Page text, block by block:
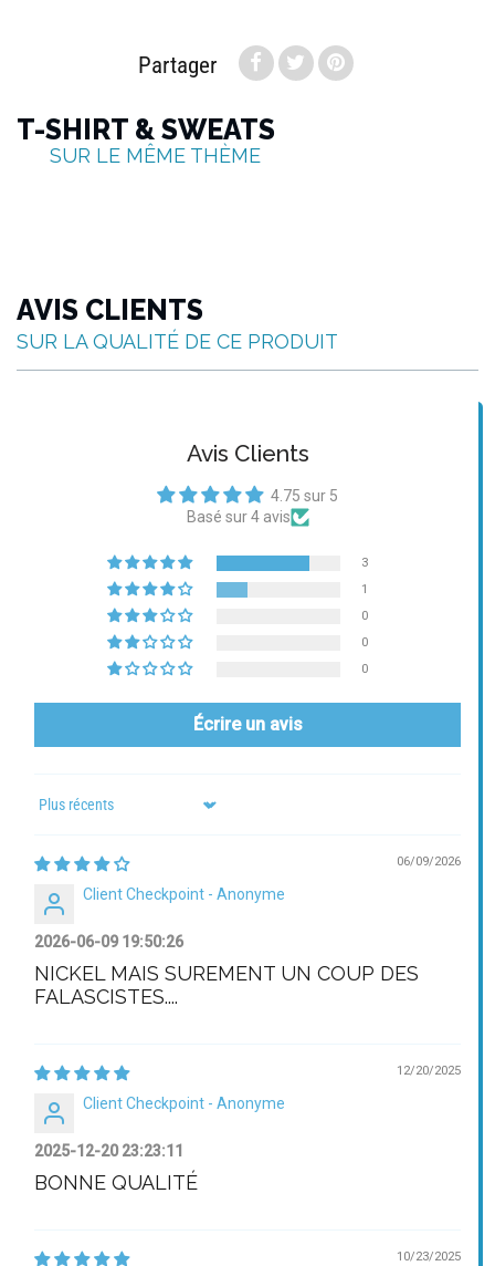
Partager
T-SHIRT & SWEATS
SUR LE MÊME THÈME
AVIS CLIENTS
SUR LA QUALITÉ DE CE PRODUIT
Avis Clients
4.75 sur 5
Basé sur 4 avis
3
1
0
0
0
Écrire un avis
Sort by
06/09/2026
Client Checkpoint - Anonyme
2026-06-09 19:50:26
NICKEL MAIS SUREMENT UN COUP DES
FALASCISTES....
12/20/2025
Client Checkpoint - Anonyme
2025-12-20 23:23:11
BONNE QUALITÉ
10/23/2025